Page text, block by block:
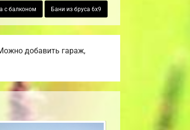
с балконом Бани из бруса 6х9
добавить гараж,